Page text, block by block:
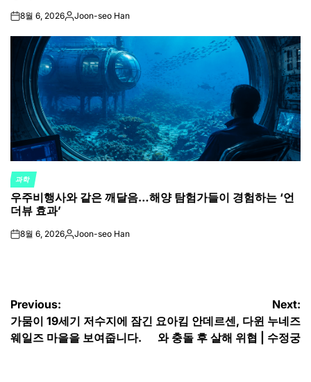
on8월 6, 2026Posted
Joon-seo Han
POSTED
IN
과학
우주비행사와 같은 깨달음…해양 탐험가들이 경험하는 ‘언
더뷰 효과’
on8월 6, 2026Posted
Joon-seo Han
글
탐
Previous:
가뭄이 19세기 저수지에 잠긴
웨일즈 마을을 보여줍니다.
Next:
요아킴 안데르센, 다윈 누네즈
와 충돌 후 살해 위협 | 수정궁